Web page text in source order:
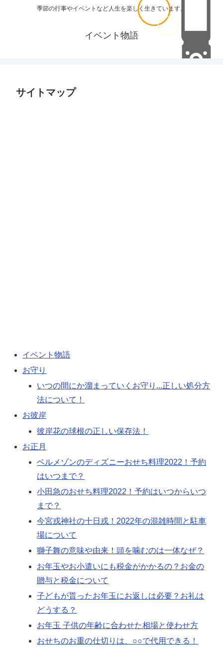
季節の行事やイベントなど人生を楽しく生きています。
イベント物語
サイトマップ
イベント物語
お守り
いつの間にか溜まっていくお守り...正しい処分方
法について！
お彼岸
彼岸花の球根の正しい保存法！
お正月
ベルメゾンのディズニーおせち料理2022！予約
はいつまで？
小田急のおせち料理2022！予約はいつからいつ
まで？
今宮戎神社の十日戎！2022年の混雑時間と駐車
場について
獅子舞の意味や由来！頭を噛むのは一体なぜ？
お年玉やお小遣いにも税金がかかるの？お金の
贈与と税金について
子どもが貰ったお年玉にお返しは必要？お礼は
どうする？
お年玉 子供の年齢に合わせた相場と使わせ方
おせちのお重の仕切りは、○○で代用できる！